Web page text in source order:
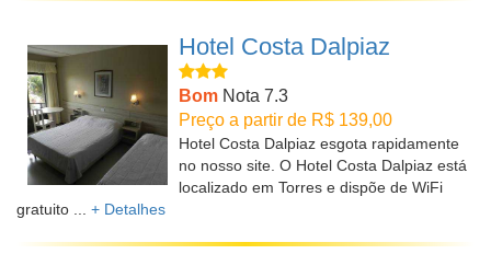
Hotel Costa Dalpiaz
Bom Nota 7.3
Preço a partir de R$ 139,00
Hotel Costa Dalpiaz esgota rapidamente
no nosso site. O Hotel Costa Dalpiaz está
localizado em Torres e dispõe de WiFi
gratuito ... + Detalhes